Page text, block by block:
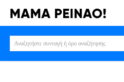
Αναζητήστε συνταγή ή όρο αναζήτησης